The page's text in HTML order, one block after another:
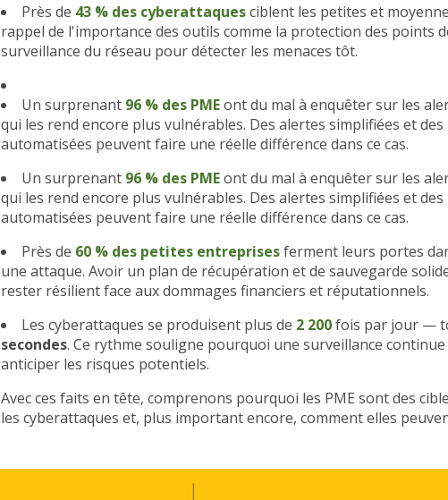
Près de 43 % des cyberattaquesciblent les petites et
rappel de l'importance des outils comme la protection des points
surveillance du réseau pour détecter les menaces tôt.
Un surprenant 96 % des PMEont du mal à enquêter sur les
qui les rend encore plus vulnérables. Des alertes simplifiées et
automatisées peuvent faire une réelle différence dans ce cas.
Un surprenant 96 % des PMEont du mal à enquêter sur les
qui les rend encore plus vulnérables. Des alertes simplifiées et
automatisées peuvent faire une réelle différence dans ce cas.
Près de 60 % des petites entreprisesferment leurs portes
une attaque. Avoir un plan de récupération et de sauvegarde
rester résilient face aux dommages financiers et réputationnels.
Les cyberattaques se produisent plus de 2 200fois par jour —
secondes. Ce rythme souligne pourquoi une surveillance
anticiper les risques potentiels.
Avec ces faits en tête, comprenons pourquoi les PME sont des
les cyberattaques et, plus important encore, comment elles